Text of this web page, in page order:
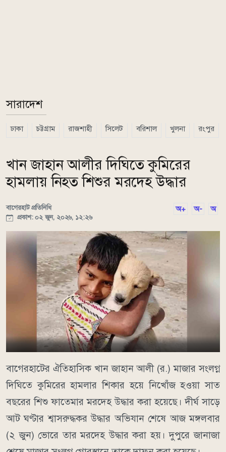
সারাদেশ
ঢাকা চট্টগ্রাম রাজশাহী সিলেট বরিশাল খুলনা রংপুর
খান জাহান আলীর দিঘিতে কুমিরের
হামলায় নিহত শিশুর মরদেহ উদ্ধার
বাগেরহাট প্রতিনিধি
প্রকাশ: ০২ জুন, ২০২৬, ১২:২৬
অ+ অ- অ
বাগেরহাটের ঐতিহাসিক খান জাহান আলী (র.) মাজার সংলগ্ন
দিঘিতে কুমিরের হামলার শিকার হয়ে নিখোঁজ হওয়া সাত
বছরের শিশু ফাতেমার মরদেহ উদ্ধার করা হয়েছে। দীর্ঘ সাড়ে
আট ঘণ্টার শ্বাসরুদ্ধকর উদ্ধার অভিযান শেষে আজ মঙ্গলবার
(২ জুন) ভোরে তার মরদেহ উদ্ধার করা হয়। দুপুরে জানাজা